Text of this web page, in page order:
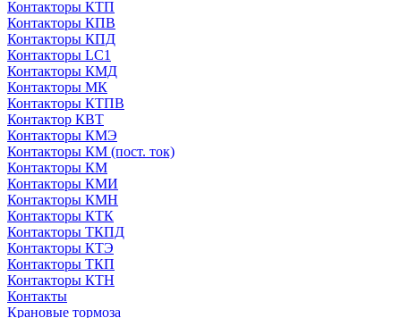
Контакторы КТП
Контакторы КПВ
Контакторы КПД
Контакторы LC1
Контакторы КМД
Контакторы МК
Контакторы КТПВ
Контактор КВТ
Контакторы КМЭ
Контакторы КМ (пост. ток)
Контакторы КМ
Контакторы КМИ
Контакторы КМН
Контакторы КТК
Контакторы ТКПД
Контакторы КТЭ
Контакторы ТКП
Контакторы КТН
Контакты
Крановые тормоза